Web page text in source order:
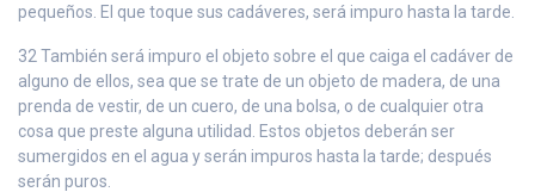
pequeños. El que toque sus cadáveres, será impuro hasta la tarde.
32 También será impuro el objeto sobre el que caiga el cadáver de
alguno de ellos, sea que se trate de un objeto de madera, de una
prenda de vestir, de un cuero, de una bolsa, o de cualquier otra
cosa que preste alguna utilidad. Estos objetos deberán ser
sumergidos en el agua y serán impuros hasta la tarde; después
serán puros.